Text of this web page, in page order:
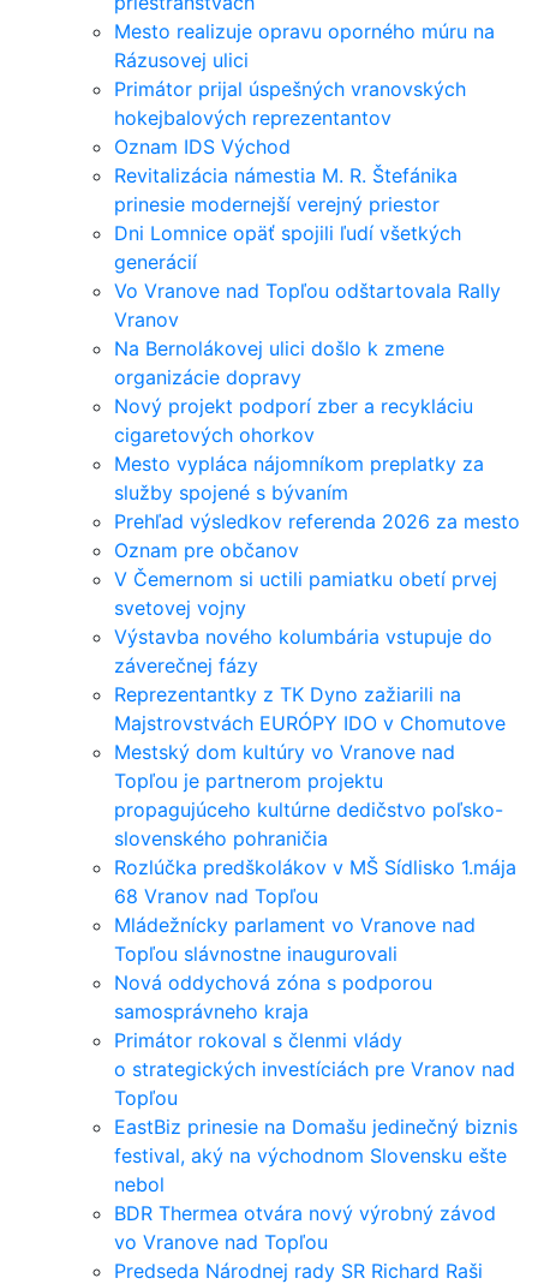
Mesto realizuje opravu oporného múru na
Rázusovej ulici
Primátor prijal úspešných vranovských
hokejbalových reprezentantov
Oznam IDS Východ
Revitalizácia námestia M. R. Štefánika
prinesie modernejší verejný priestor
Dni Lomnice opäť spojili ľudí všetkých
generácií
Vo Vranove nad Topľou odštartovala Rally
Vranov
Na Bernolákovej ulici došlo k zmene
organizácie dopravy
Nový projekt podporí zber a recykláciu
cigaretových ohorkov
Mesto vypláca nájomníkom preplatky za
služby spojené s bývaním
Prehľad výsledkov referenda 2026 za mesto
Oznam pre občanov
V Čemernom si uctili pamiatku obetí prvej
svetovej vojny
Výstavba nového kolumbária vstupuje do
záverečnej fázy
Reprezentantky z TK Dyno zažiarili na
Majstrovstvách EURÓPY IDO v Chomutove
Mestský dom kultúry vo Vranove nad
Topľou je partnerom projektu
propagujúceho kultúrne dedičstvo poľsko-
slovenského pohraničia
Rozlúčka predškolákov v MŠ Sídlisko 1.mája
68 Vranov nad Topľou
Mládežnícky parlament vo Vranove nad
Topľou slávnostne inaugurovali
Nová oddychová zóna s podporou
samosprávneho kraja
Primátor rokoval s členmi vlády
o strategických investíciách pre Vranov nad
Topľou
EastBiz prinesie na Domašu jedinečný biznis
festival, aký na východnom Slovensku ešte
nebol
BDR Thermea otvára nový výrobný závod
vo Vranove nad Topľou
Predseda Národnej rady SR Richard Raši